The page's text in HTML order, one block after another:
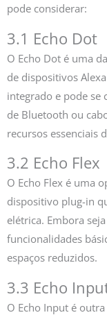
pode considerar:
3.1 Echo Dot
O Echo Dot é uma
de dispositivos
integrado e pode se
de Bluetooth ou
recursos essenciais
3.2 Echo Flex
O Echo Flex é uma
dispositivo plug-in
elétrica. Embora
funcionalidades
espaços reduzidos.
3.3 Echo
O Echo Input é